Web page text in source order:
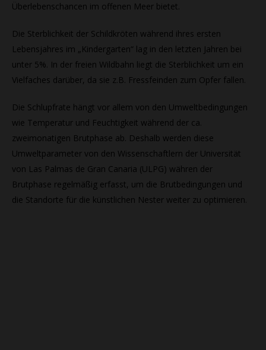
Überlebenschancen im offenen Meer bietet.
Die Sterblichkeit der Schildkröten während ihres ersten
Lebensjahres im „Kindergarten“ lag in den letzten Jahren bei
unter 5%. In der freien Wildbahn liegt die Sterblichkeit um ein
Vielfaches darüber, da sie z.B. Fressfeinden zum Opfer fallen.
Die Schlupfrate hängt vor allem von den Umweltbedingungen
wie Temperatur und Feuchtigkeit während der ca.
zweimonatigen Brutphase ab. Deshalb werden diese
Umweltparameter von den Wissenschaftlern der Universität
von Las Palmas de Gran Canaria (ULPG) währen der
Brutphase regelmäßig erfasst, um die Brutbedingungen und
die Standorte für die künstlichen Nester weiter zu optimieren.